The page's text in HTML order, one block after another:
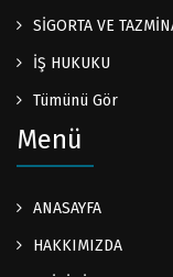
SİGORTA VE
İŞ HUKUKU
Tümünü Gör
Menü
ANASAYFA
HAKKIMIZDA